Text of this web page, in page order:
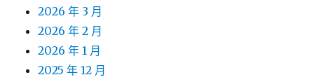
2026 年 3 月
2026 年 2 月
2026 年 1 月
2025 年 12 月